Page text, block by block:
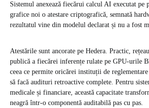
Sistemul anexează fiecărui calcul AI executat pe
grafice noi o atestare criptografică, semnată
rezultatul vine din modelul declarat și nu a fost
Atestările sunt ancorate pe Hedera. Practic,
publică a fiecărei inferențe rulate pe GPU-urile
ceea ce permite oricărei instituții de
să facă audituri retroactive complete. Pentru
medicale și financiare, această capacitate
neagră într-o componentă auditabilă pas cu pas.